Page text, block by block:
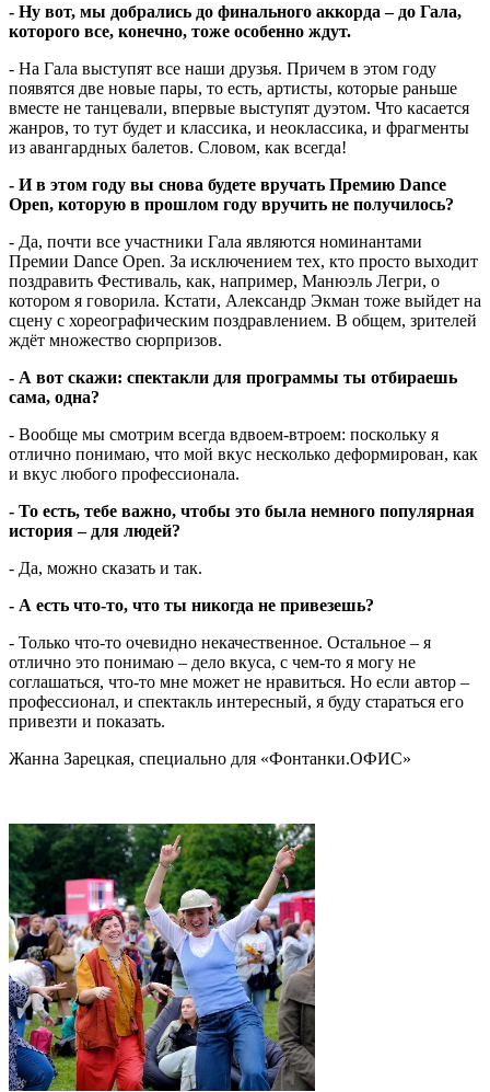
- Ну вот, мы добрались до финального аккорда – до Гала,
которого все, конечно, тоже особенно ждут.
- На Гала выступят все наши друзья. Причем в этом году
появятся две новые пары, то есть, артисты, которые раньше
вместе не танцевали, впервые выступят дуэтом. Что касается
жанров, то тут будет и классика, и неоклассика, и фрагменты
из авангардных балетов. Словом, как всегда!
- И в этом году вы снова будете вручать Премию Dance
Open, которую в прошлом году вручить не получилось?
- Да, почти все участники Гала являются номинантами
Премии Dance Open. За исключением тех, кто просто выходит
поздравить Фестиваль, как, например, Манюэль Легри, о
котором я говорила. Кстати, Александр Экман тоже выйдет на
сцену с хореографическим поздравлением. В общем, зрителей
ждёт множество сюрпризов.
- А вот скажи: спектакли для программы ты отбираешь
сама, одна?
- Вообще мы смотрим всегда вдвоем-втроем: поскольку я
отлично понимаю, что мой вкус несколько деформирован, как
и вкус любого профессионала.
- То есть, тебе важно, чтобы это была немного популярная
история – для людей?
- Да, можно сказать и так.
- А есть что-то, что ты никогда не привезешь?
- Только что-то очевидно некачественное. Остальное – я
отлично это понимаю – дело вкуса, с чем-то я могу не
соглашаться, что-то мне может не нравиться. Но если автор –
профессионал, и спектакль интересный, я буду стараться его
привезти и показать.
Жанна Зарецкая, специально для «Фонтанки.ОФИС»